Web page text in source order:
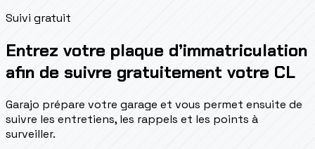
Suivi gratuit
Entrez votre plaque d’immatriculation
afin de suivre gratuitement votre CL
Garajo prépare votre garage et vous permet ensuite de
suivre les entretiens, les rappels et les points à
surveiller.